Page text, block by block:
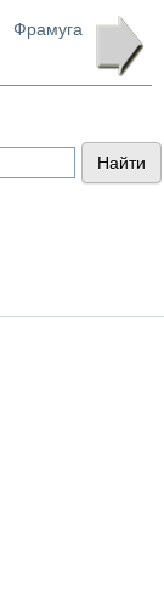
Фрамуга